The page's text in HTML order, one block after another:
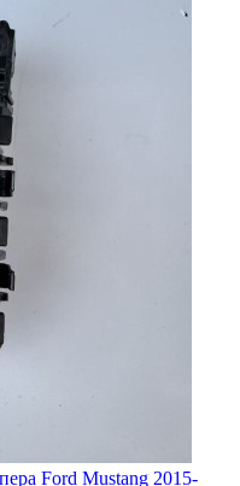
Ford Mustang 2015-